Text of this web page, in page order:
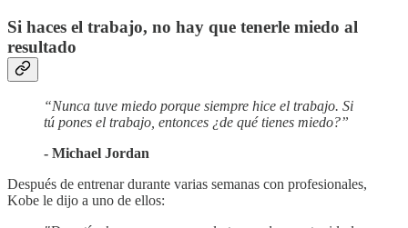
Si haces el trabajo, no hay que tenerle miedo al
resultado
“Nunca tuve miedo porque siempre hice el trabajo. Si
tú pones el trabajo, entonces ¿de qué tienes miedo?”
- Michael Jordan
Después de entrenar durante varias semanas con profesionales,
Kobe le dijo a uno de ellos: